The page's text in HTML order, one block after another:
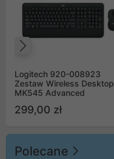
Logitech 920-008923
Zestaw Wireless Desktop
MK545 Advanced
299,00 zł
Polecane